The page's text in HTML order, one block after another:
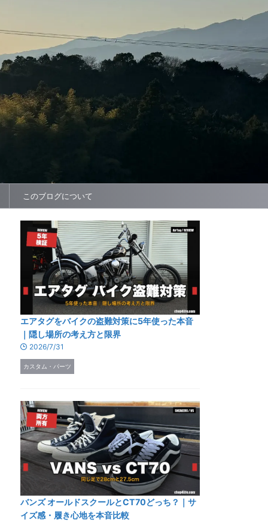
このブログについて
エアタグをバイクの盗難対策に5年使った本音
｜隠し場所の考え方と限界
2026/7/31
カスタム・パーツ
バンズ オールドスクールとCT70どっち？｜サ
イズ感・履き心地を本音比較